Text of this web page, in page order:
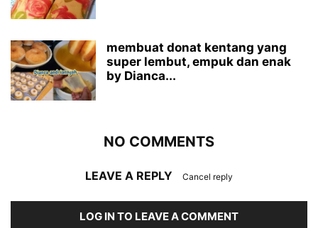
membuat donat kentang yang
super lembut, empuk dan enak
by Dianca...
NO COMMENTS
LEAVE A REPLY Cancel reply
LOG IN TO LEAVE A COMMENT